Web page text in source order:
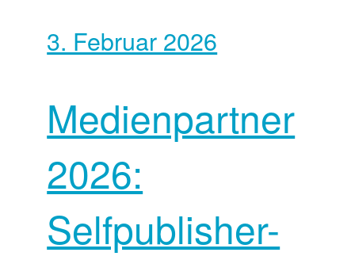
3. Februar 2026
Medienpartner
2026:
Selfpublisher-